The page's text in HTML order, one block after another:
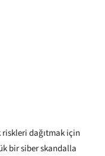
riskleri dağıtmak için
bir siber skandalla